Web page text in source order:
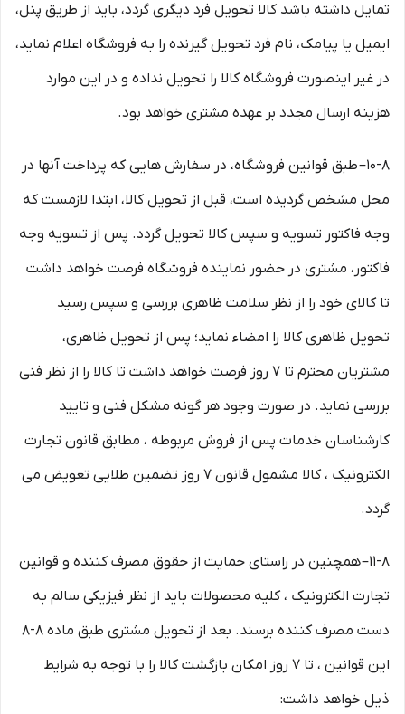
تمایل داشته باشد کالا تحویل فرد دیگری گردد، باید از طریق پنل،
ایمیل یا پیامک، نام فرد تحویل گیرنده را به فروشگاه اعلام نماید،
در غیر اینصورت فروشگاه کالا را تحویل نداده و در این موارد
هزینه ارسال مجدد بر عهده مشتری خواهد بود.
۱۰-۸– طبق قوانین فروشگاه، در سفارش هایی که پرداخت آنها در
محل مشخص گردیده است، قبل از تحویل کالا، ابتدا لازمست که
وجه فاکتور تسویه و سپس کالا تحویل گردد. پس از تسویه وجه
فاکتور، مشتری در حضور نماینده فروشگاه فرصت خواهد داشت
تا کالای خود را از نظر سلامت ظاهری بررسی و سپس رسید
تحویل ظاهری کالا را امضاء نماید؛ پس از تحویل ظاهری،
مشتریان محترم تا ۷ روز فرصت خواهد داشت تا کالا را از نظر فنی
بررسی نماید. در صورت وجود هر گونه مشکل فنی و تایید
کارشناسان خدمات پس از فروش مربوطه ، مطابق قانون تجارت
الکترونیک ، کالا مشمول قانون ۷ روز تضمین طلایی تعویض می
گردد.
۱۱-۸– همچنین در راستای حمایت از حقوق مصرف کننده و قوانین
تجارت الکترونیک ، کلیه محصولات باید از نظر فیزیکی سالم به
دست مصرف کننده برسند. بعد از تحویل مشتری طبق ماده ۸-۸
این قوانین ، تا ۷ روز امکان بازگشت کالا را با توجه به شرایط
ذیل خواهد داشت: